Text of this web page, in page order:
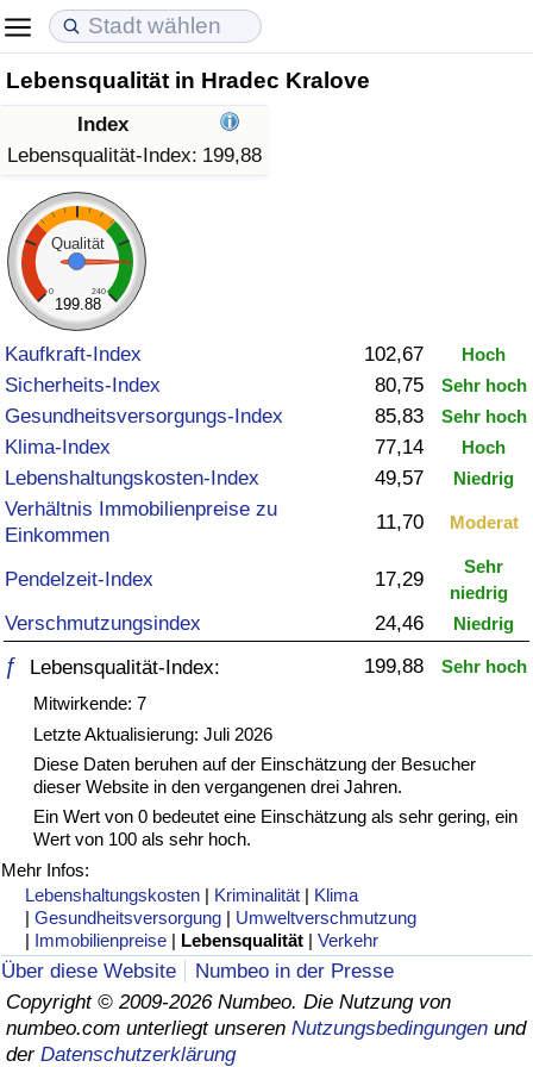
Lebensqualität in Hradec Kralove
Index
Lebensqualität-Index: 199,88
Qualität
0 240
199.88
Kaufkraft-Index 102,67 Hoch
Sicherheits-Index 80,75 Sehr hoch
Gesundheitsversorgungs-Index 85,83 Sehr hoch
Klima-Index 77,14 Hoch
Lebenshaltungskosten-Index 49,57 Niedrig
Verhältnis Immobilienpreise zu
Einkommen
11,70 Moderat
Pendelzeit-Index 17,29
Sehr
niedrig
Verschmutzungsindex 24,46 Niedrig
ƒ Lebensqualität-Index: 199,88
Sehr hoch
Mitwirkende: 7
Letzte Aktualisierung: Juli 2026
Diese Daten beruhen auf der Einschätzung der Besucher
dieser Website in den vergangenen drei Jahren.
Ein Wert von 0 bedeutet eine Einschätzung als sehr gering, ein
Wert von 100 als sehr hoch.
Mehr Infos:
Lebenshaltungskosten | Kriminalität | Klima
|Gesundheitsversorgung | Umweltverschmutzung
| Immobilienpreise | Lebensqualität |Verkehr
Über diese Website
Numbeo in der Presse
Copyright © 2009-2026 Numbeo. Die Nutzung von
numbeo.com unterliegt unseren Nutzungsbedingungen und
der Datenschutzerklärung
Lebenshaltungskosten
Lebenshaltungskosten-Index (aktuell)
Lebenshaltungskosten-Index
Lebenshaltungskosten-Index nach Land
in Akaba
Immobilienpreise
Immobilienpreis-Index (aktuell)
Immobilienpreis-Index
Immobilienpreis-Index nach Land
Lebensqualität
Lebensqualität-Index
Lebensqualität-Index (aktuell)
Lebensqualitätsindex nach Land
Kriminalität
Kriminalitäts-Index (aktuell)
Kriminalitäts-Index
Kriminalitätsindex nach Land
Gesundheitsversorgung
Gesundheitsversorgungs-Index (aktuell)
Gesundheitsversorgungs-Index
Gesundheitsversorgungs-Index nach Land
Umweltverschmutzung
Umweltverschmutzungs-Index (aktuell)
Verschmutzungsindex
Umweltverschmutzungs-Index nach Land
Verkehr